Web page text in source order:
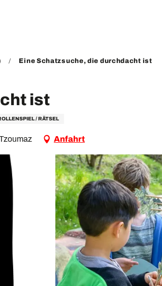
Eine Schatzsuche, die durchdacht ist
ist
/ RÄTSEL
Anfahrt